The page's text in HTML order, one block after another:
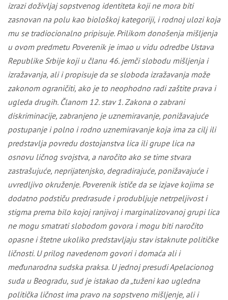
izrazi doživljaj sopstvenog identiteta koji ne mora biti
zasnovan na polu kao biološkoj kategoriji, i rodnoj ulozi koja
mu se tradiocionalno pripisuje. Prilikom donošenja mišljenja
u ovom predmetu Poverenik je imao u vidu odredbe Ustava
Republike Srbije koji u članu 46. jemči slobodu mišljenja i
izražavanja, ali i propisuje da se sloboda izražavanja može
zakonom ograničiti, ako je to neophodno radi zaštite prava i
ugleda drugih. Članom 12. stav 1. Zakona o zabrani
diskriminacije, zabranjeno je uznemiravanje, ponižavajuće
postupanje i polno i rodno uznemiravanje koja ima za cilj ili
predstavlja povredu dostojanstva lica ili grupe lica na
osnovu ličnog svojstva, a naročito ako se time stvara
zastrašujuće, neprijatenjsko, degradirajuće, ponižavajuće i
uvredljivo okruženje. Poverenik ističe da se izjave kojima se
dodatno podstiču predrasude i produbljuje netrpeljivost i
stigma prema bilo kojoj ranjivoj i marginalizovanoj grupi lica
ne mogu smatrati slobodom govora i mogu biti naročito
opasne i štetne ukoliko predstavljaju stav istaknute političke
ličnosti. U prilog navedenom govori i domaća ali i
međunarodna sudska praksa. Ujednoj presudi Apelacionog
suda u Beogradu, sud je istakao da „tuženi kao ugledna
politička ličnost ima pravo na sopstveno mišljenje, ali i